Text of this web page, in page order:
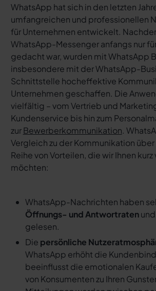
WhatsApp hat sich in den letzten
umfangreichen und professionellen
für Unternehmen entwickelt.
WhatsApp-Messenger anfangs nur
gedacht war, wurden mit WhatsApp
insbesondere mit der WhatsApp-
Schnittstelle hocheffektive
Unternehmen geschaffen. Die
vielfältig – vom Vertrieb und
Kundenservice bis hin zum
zurBewerberkommunikation.
Vergleich zu der Kommunikation
Reihe von Vorteilen, die wir Ihnen
möchten:
WhatsApp-Nachrichten haben
Öffnungs- und Antwortratenund
gelesen.
Die persönliche
WhatsApp erhöht die
beeinflusst die emotionalen
von Konsumenten zu Ihren